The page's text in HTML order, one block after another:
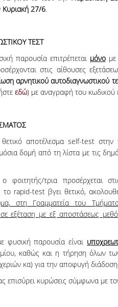
Κυριακή 27/6.
ΤΕΣΤ
παρουσία επιτρέπεται μόνομε
στις αίθουσες
αρνητικού αυτοδιαγνωστικού
εδώ) με αναγραφή του
αποτέλεσμα self-test
δομή από τη λίστα με τις
τρια προσέρχεται
rapid-test βγει θετικό,
στη Γραμματεία του
εξέταση με εξ αποστάσεως
φυσική παρουσία είναι
καθώς και η τήρηση όλων
κα) για την αποφυγή
επισύρει κυρώσεις σύμφωνα με